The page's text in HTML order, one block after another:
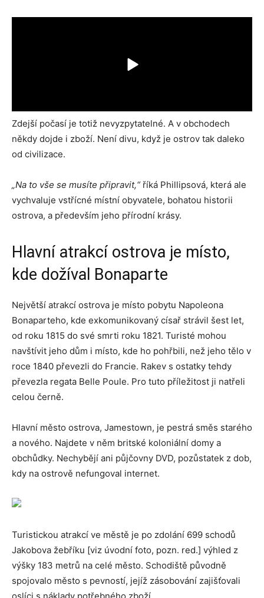
Zdejší počasí je totiž nevyzpytatelné. A v obchodech
někdy dojde i zboží. Není divu, když je ostrov tak daleko
od civilizace.
„Na to vše se musíte připravit,“říká Phillipsová, která ale
vychvaluje vstřícné místní obyvatele, bohatou historii
ostrova, a především jeho přírodní krásy.
Hlavní atrakcí ostrova je místo,
kde dožíval Bonaparte
Největší atrakcí ostrova je místo pobytu Napoleona
Bonaparteho, kde exkomunikovaný císař strávil šest let,
od roku 1815 do své smrti roku 1821. Turisté mohou
navštívit jeho dům i místo, kde ho pohřbili, než jeho tělo v
roce 1840 převezli do Francie. Rakev s ostatky tehdy
převezla regata Belle Poule. Pro tuto příležitost ji natřeli
celou černě.
Hlavní město ostrova, Jamestown, je pestrá směs starého
a nového. Najdete v něm britské koloniální domy a
obchůdky. Nechybějí ani půjčovny DVD, pozůstatek z dob,
kdy na ostrově nefungoval internet.
Turistickou atrakcí ve městě je po zdolání 699 schodů
Jakobova žebříku [viz úvodní foto, pozn. red.] výhled z
výšky 183 metrů na celé město. Schodiště původně
spojovalo město s pevností, jejíž zásobování zajišťovali